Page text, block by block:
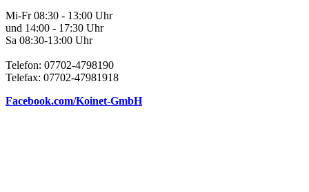
Mi-Fr 08:30 - 13:00 Uhr
und 14:00 - 17:30 Uhr
Sa 08:30-13:00 Uhr
Telefon: 07702-4798190
Telefax: 07702-47981918
Facebook.com/Koinet-GmbH